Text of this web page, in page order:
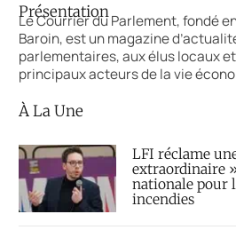
Présentation
Le Courrier du Parlement, fondé
Baroin, est un magazine
parlementaires, aux élus locaux
principaux acteurs de la vie
À La Une
LFI réclame
extraordinaire »
nationale pour
incendies